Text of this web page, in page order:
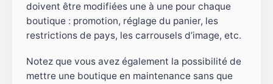
doivent être modifiées une à une pour chaque
boutique : promotion, réglage du panier, les
restrictions de pays, les carrousels d’image, etc.
Notez que vous avez également la possibilité de
mettre une boutique en maintenance sans que